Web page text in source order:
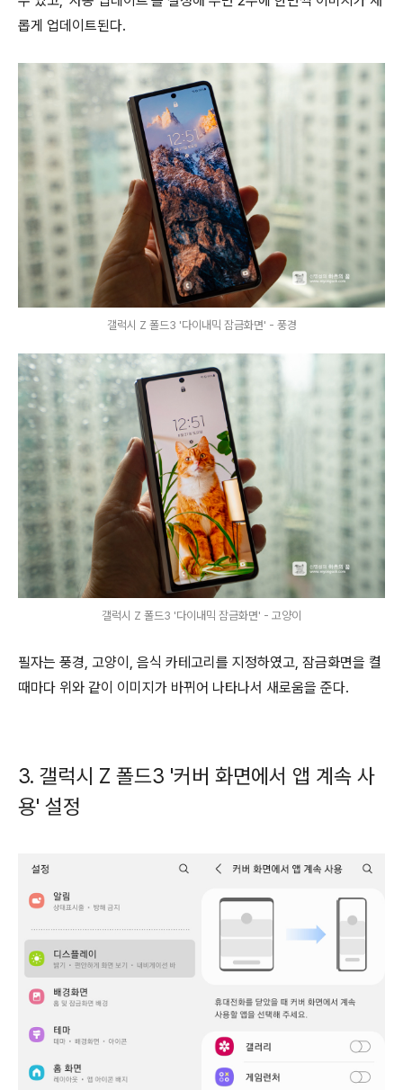
롭게 업데이트된다.
갤럭시 Z 폴드3 '다이내믹 잠금화면' - 풍경
갤럭시 Z 폴드3 '다이내믹 잠금화면' - 고양이
필자는 풍경, 고양이, 음식 카테고리를 지정하였고, 잠금화면을 켤
때마다 위와 같이 이미지가 바뀌어 나타나서 새로움을 준다.
3. 갤럭시 Z 폴드3 '커버 화면에서 앱 계속 사
용' 설정